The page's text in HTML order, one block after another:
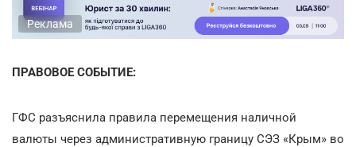
Реклама
ПРАВОВОЕ СОБЫТИЕ:
ГФС разъяснила правила перемещения наличной
валюты через административную границу СЭЗ «Крым» во